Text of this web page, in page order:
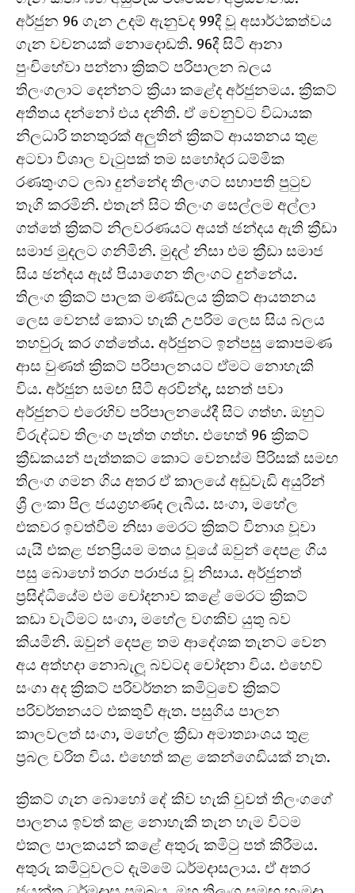
අර්ජුන 96 ගැන උදම් ඇනුවද 99දී වූ අසාර්ථකත්වය
ගැන වචනයක් නොදොඩති. 96දී සිටි ආනා
පුංචිහේවා පන්නා ක්‍රිකට් පරිපාලන බලය
තිලංගලාට දෙන්නට ක්‍රියා කළේද අර්ජුනමය. ක්‍රිකට්
අතීතය දන්නෝ එය දනිති. ඒ වෙනුවට විධායක
නිලධාරි තනතුරක් අලුතින් ක්‍රිකට් ආයතනය තුළ
අටවා විශාල වැටුපක් තම සහෝදර ධම්මික
රණතුංගට ලබා දුන්නේද තිලංගට සභාපති පුටුව
තෑගි කරමිනි. එතැන් සිට තිලංග සෙල්ලම අල්ලා
ගත්තේ ක්‍රිකට් නිලවරණයට අයත් ඡන්දය ඇති ක්‍රීඩා
සමාජ මුදලට ගනිමිනි. මුදල් නිසා එම ක්‍රීඩා සමාජ
සිය ඡන්දය ඇස් පියාගෙන තිලංගට දුන්නේය.
තිලංග ක්‍රිකට් පාලක මණ්ඩලය ක්‍රිකට් ආයතනය
ලෙස වෙනස් කොට හැකි උපරිම ලෙස සිය බලය
තහවුරු කර ගත්තේය. අර්ජුනට ඉන්පසු කොපමණ
ආස වුණත් ක්‍රිකට් පරිපාලනයට ඒමට නොහැකි
විය. අර්ජුන සමඟ සිටි අරවින්ද, සනත් පවා
අර්ජුනට එරෙහිව පරිපාලනයේදී සිට ගත්හ. ඔහුට
විරුද්ධව තිලංග පැත්ත ගත්හ. එහෙත් 96 ක්‍රිකට්
ක්‍රීඩකයන් පැත්තකට කොට වෙනස්ම පිරිසක් සමඟ
තිලංග ගමන ගිය අතර ඒ කාලයේ අඩුවැඩි අයුරින්
ශ්‍රී ලංකා පිල ජයග්‍රහණද ලැබීය. සංගා, මහේල
එකවර ඉවත්වීම නිසා මෙරට ක්‍රිකට් විනාශ වූවා
යැයි එකළ ජනප්‍රියම මතය වූයේ ඔවුන් දෙපළ ගිය
පසු බොහෝ තරග පරාජය වූ නිසාය. අර්ජුනත්
ප්‍රසිද්ධියේම එම චෝදනාව කළේ මෙරට ක්‍රිකට්
කඩා වැටිමට සංගා, මහේල වගකිව යුතු බව
කියමිනි. ඔවුන් දෙපළ තම ආදේශක තැනට වෙන
අය අත්හදා නොබැලූ බවටද චෝදනා විය. එහෙව්
සංගා අද ක්‍රිකට් පරිවර්තන කමිටුවේ ක්‍රිකට්
පරිවර්තනයට එකතුවී ඇත. පසුගිය පාලන
කාලවලත් සංගා, මහේල ක්‍රීඩා අමාත්‍යාංශය තුළ
ප්‍රබල චරිත විය. එහෙත් කළ කෙන්ගෙඩියක් නැත.
ක්‍රිකට් ගැන බොහෝ දේ කිව හැකි වුවත් තිලංගගේ
පාලනය ඉවත් කළ නොහැකි තැන හැම විටම
එකල පාලකයන් කළේ අතුරු කමිටු පත් කිරීමය.
අතුරු කමිටුවලට දැම්මේ ධර්මදාසලාය. ඒ අතර